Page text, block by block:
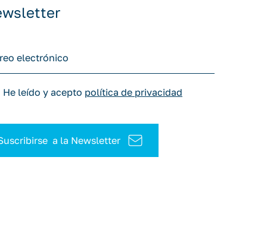
He leído y acepto política de privacidad